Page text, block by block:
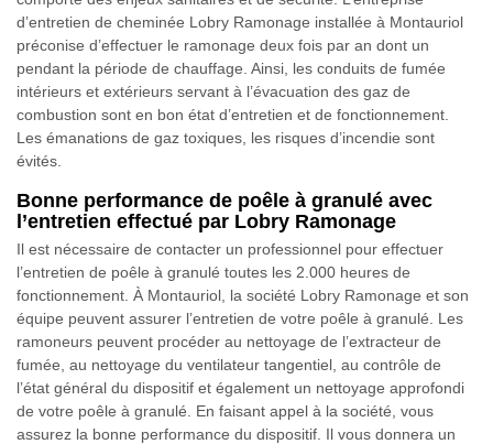
d’entretien de cheminée Lobry Ramonage installée à Montauriol
préconise d’effectuer le ramonage deux fois par an dont un
pendant la période de chauffage. Ainsi, les conduits de fumée
intérieurs et extérieurs servant à l’évacuation des gaz de
combustion sont en bon état d’entretien et de fonctionnement.
Les émanations de gaz toxiques, les risques d’incendie sont
évités.
Bonne performance de poêle à granulé avec
l’entretien effectué par Lobry Ramonage
Il est nécessaire de contacter un professionnel pour effectuer
l’entretien de poêle à granulé toutes les 2.000 heures de
fonctionnement. À Montauriol, la société Lobry Ramonage et son
équipe peuvent assurer l’entretien de votre poêle à granulé. Les
ramoneurs peuvent procéder au nettoyage de l’extracteur de
fumée, au nettoyage du ventilateur tangentiel, au contrôle de
l’état général du dispositif et également un nettoyage approfondi
de votre poêle à granulé. En faisant appel à la société, vous
assurez la bonne performance du dispositif. Il vous donnera un